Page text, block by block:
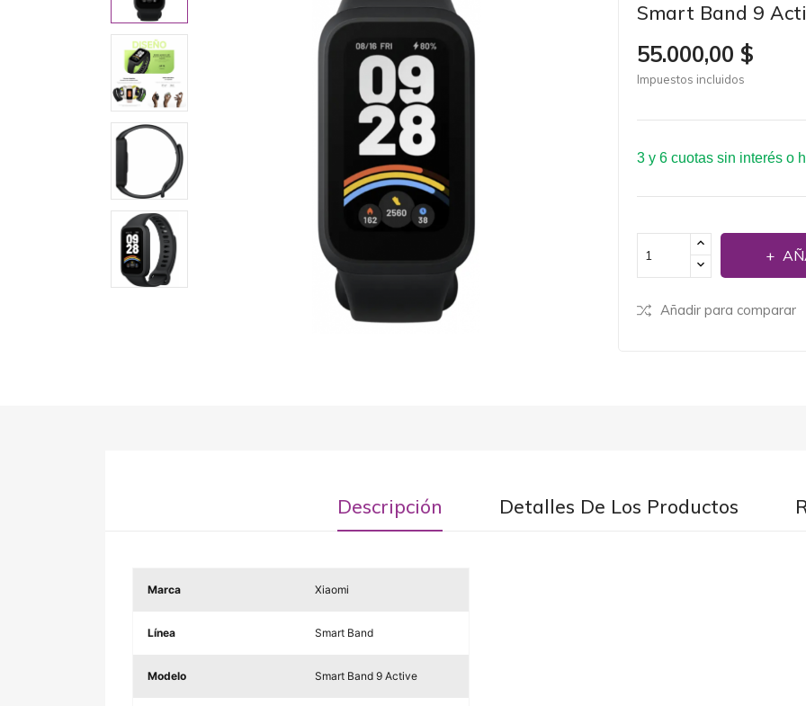
Smart Band 9
55.000,00 $
Impuestos incluidos
3 y 6 cuotas sin interés o
Añadir para comparar
Descripción Detalles De Los Productos
Marca Xiaomi
Línea Smart Band
Modelo Smart Band 9 Active